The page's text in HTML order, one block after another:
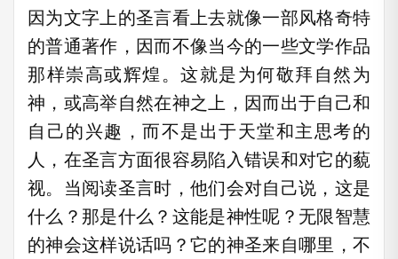
因为文字上的圣言看上去就像一部风格奇特
的普通著作，因而不像当今的一些文学作品
那样崇高或辉煌。这就是为何敬拜自然为
神，或高举自然在神之上，因而出于自己和
自己的兴趣，而不是出于天堂和主思考的
人，在圣言方面很容易陷入错误和对它的藐
视。当阅读圣言时，他们会对自己说，这是
什么？那是什么？这能是神性呢？无限智慧
的神会这样说话吗？它的神圣来自哪里，不